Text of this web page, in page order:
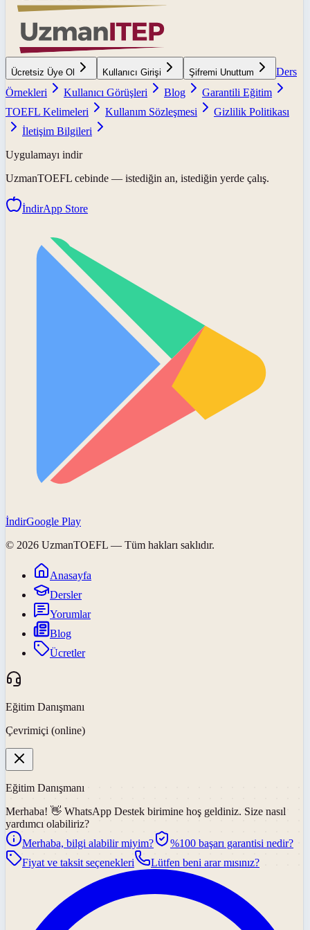
Ücretsiz Üye Ol Kullanıcı Girişi Şifremi Unuttum
Ders
Örnekleri
Kullanıcı Görüşleri Blog
Garantili Eğitim
TOEFL Kelimeleri
Kullanım Sözleşmesi
Gizlilik Politikası
İletişim Bilgileri
Uygulamayı indir
UzmanTOEFL cebinde — istediğin an, istediğin yerde çalış.
İndirApp Store
İndirGoogle Play
© 2026 UzmanTOEFL — Tüm hakları saklıdır.
Anasayfa
Dersler
Yorumlar
Blog
Ücretler
Eğitim Danışmanı
Çevrimiçi (online)
Eğitim Danışmanı
Merhaba! 👋 WhatsApp Destek birimine hoş geldiniz. Size nasıl
yardımcı olabiliriz?
Merhaba, bilgi alabilir miyim?
%100 başarı garantisi nedir?
Fiyat ve taksit seçenekleri
Lütfen beni arar mısınız?